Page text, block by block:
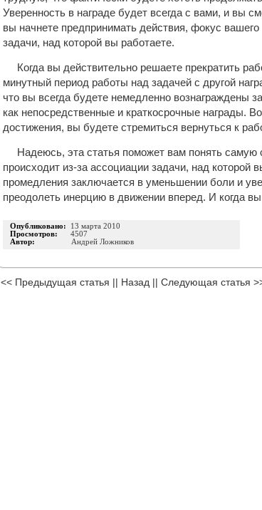
Уверенность в награде будет всегда с вами, и вы
вы начнете предпринимать действия, фокус
задачи, над которой вы работаете.
Когда вы действительно решаете прекратить
минутный период работы над задачей с другой
что вы всегда будете немедленно вознаграждены
как непосредственные и краткосрочные награды.
достижения, вы будете стремиться вернуться к
Надеюсь, эта статья поможет вам понять
происходит из-за ассоциации задачи, над
промедления заключается в уменьшении боли и
преодолеть инерцию в движении вперед. И когда
Опубликовано: 13 марта 2010
Просмотров: 4507
Автор:
Андрей Ложников
<< Предыдущая статья || Назад || Следующая статья